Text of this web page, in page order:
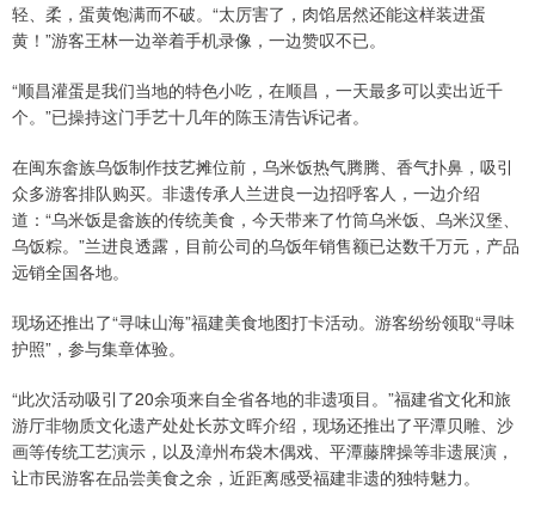
轻、柔，蛋黄饱满而不破。“太厉害了，肉馅居然还能这样装进蛋
黄！”游客王林一边举着手机录像，一边赞叹不已。
“顺昌灌蛋是我们当地的特色小吃，在顺昌，一天最多可以卖出近千
个。”已操持这门手艺十几年的陈玉清告诉记者。
在闽东畲族乌饭制作技艺摊位前，乌米饭热气腾腾、香气扑鼻，吸引
众多游客排队购买。非遗传承人兰进良一边招呼客人，一边介绍
道：“乌米饭是畲族的传统美食，今天带来了竹筒乌米饭、乌米汉堡、
乌饭粽。”兰进良透露，目前公司的乌饭年销售额已达数千万元，产品
远销全国各地。
现场还推出了“寻味山海”福建美食地图打卡活动。游客纷纷领取“寻味
护照”，参与集章体验。
“此次活动吸引了20余项来自全省各地的非遗项目。”福建省文化和旅
游厅非物质文化遗产处处长苏文晖介绍，现场还推出了平潭贝雕、沙
画等传统工艺演示，以及漳州布袋木偶戏、平潭藤牌操等非遗展演，
让市民游客在品尝美食之余，近距离感受福建非遗的独特魅力。